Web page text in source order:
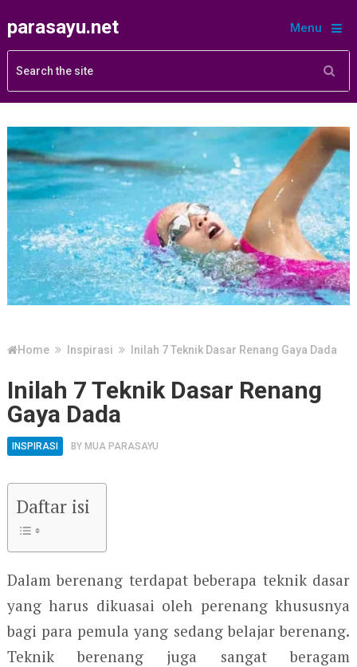
parasayu.net Menu
Home Inspirasi Inilah 7 Teknik Dasar Renang Gaya Dada
Inilah 7 Teknik Dasar Renang
Gaya Dada
INSPIRASI BY MUA PARASAYU
Daftar isi
Dalam berenang terdapat beberapa teknik dasar
yang harus dikuasai oleh perenang khususnya
bagi para pemula yang sedang belajar berenang.
Teknik berenang juga sangat beragam